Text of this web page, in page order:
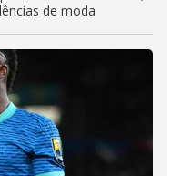
de moda